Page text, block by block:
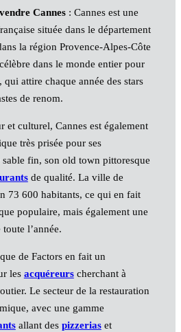
Cannes: Cannes est une
située dans le département
la région Provence-Alpes-Côte
dans le monde entier pour
attire chaque année des stars
de renom.
et culturel, Cannes est également
très prisée pour ses
fin, son old town pittoresque
de qualité. La ville de
73 600 habitants, ce qui en fait
populaire, mais également une
l’année.
de Factors en fait un
les acquéreurscherchant à
Le secteur de la restauration
avec une gamme
allant des pizzeriaset